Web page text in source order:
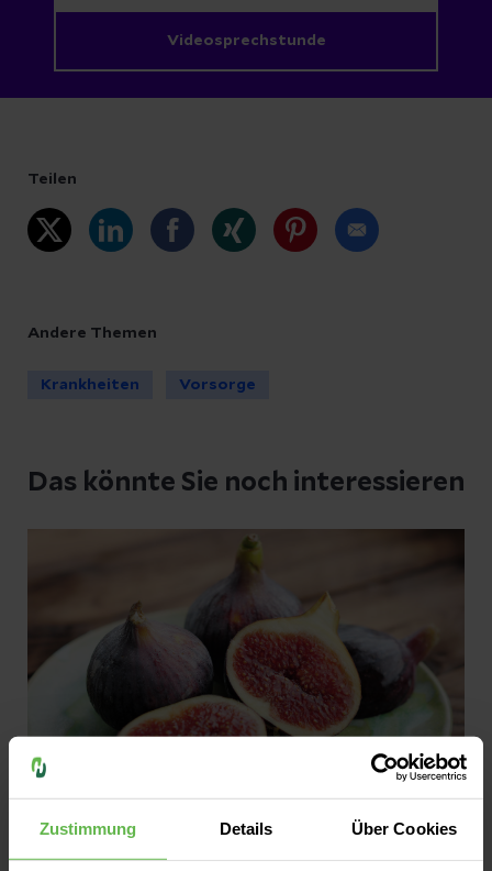
Zustimmung Details Über Cookies
Videosprechstunde
Teilen
Andere Themen
Krankheiten Vorsorge
Das könnte Sie noch interessieren
Infektionen
So kommen Sie gesund durch den